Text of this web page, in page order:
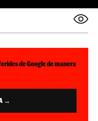
de Google de manera
→